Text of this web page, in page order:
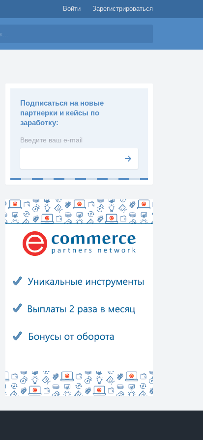
Войти Зарегистрироваться
Подписаться на новые
партнерки и кейсы по
заработку:
Введите ваш e-mail